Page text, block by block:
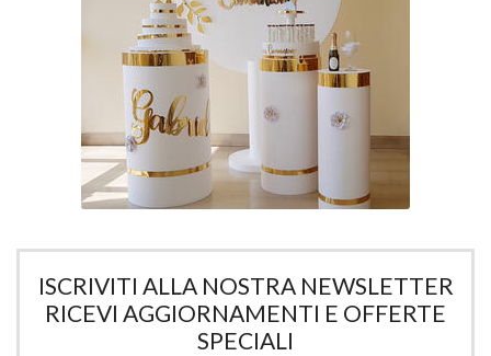
ISCRIVITI ALLA NOSTRA NEWSLETTER
RICEVI AGGIORNAMENTI E OFFERTE
SPECIALI